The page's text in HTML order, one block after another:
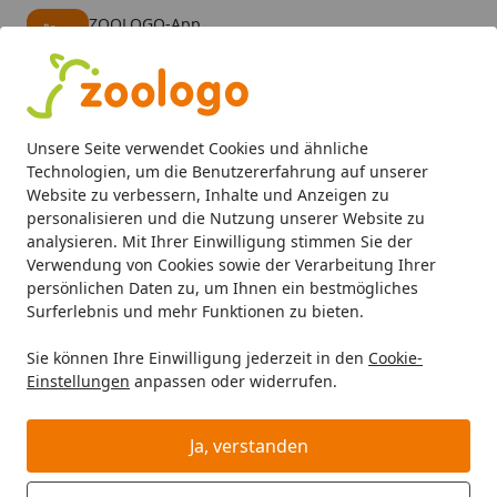
Unsere Seite verwendet Cookies und ähnliche
Technologien, um die Benutzererfahrung auf unserer
Website zu verbessern, Inhalte und Anzeigen zu
personalisieren und die Nutzung unserer Website zu
analysieren. Mit Ihrer Einwilligung stimmen Sie der
Verwendung von Cookies sowie der Verarbeitung Ihrer
persönlichen Daten zu, um Ihnen ein bestmögliches
Surferlebnis und mehr Funktionen zu bieten.
Sie können Ihre Einwilligung jederzeit in den Cookie-
Einstellungen anpassen oder widerrufen.
Ja, verstanden
ZOOLOGO-App
Alle Produkte
Mein Konto
Suchen
Startseite
Katze Katzenfutter Nassfutter LandFleisch Katze
LandFleisch Katze Adult Pastete
195g